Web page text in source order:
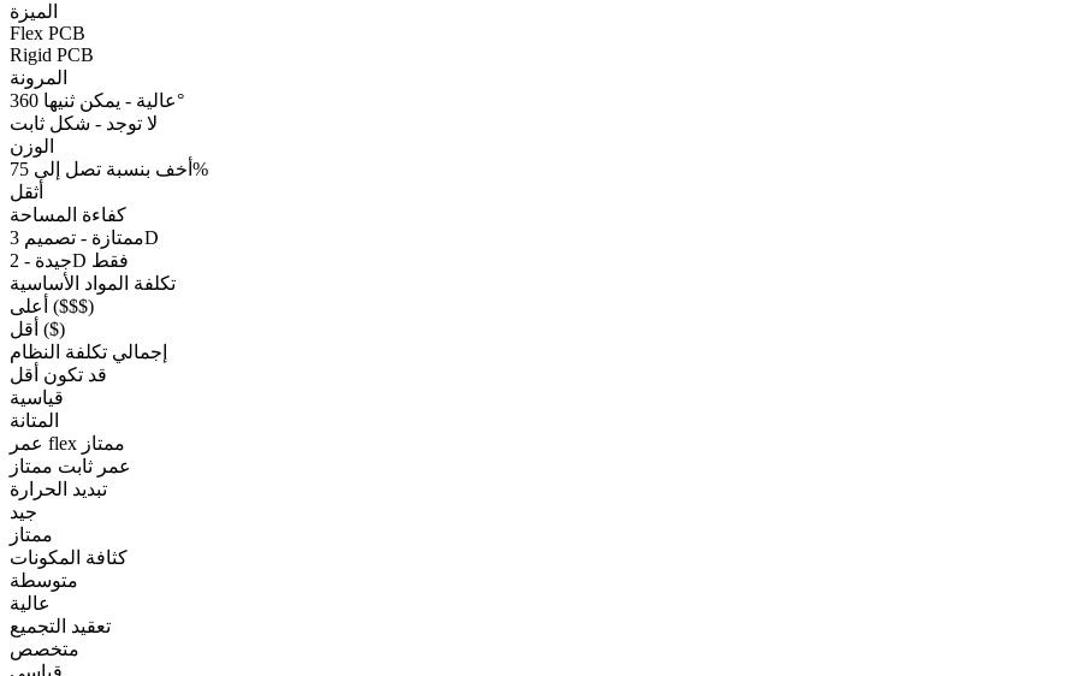
الميزة
Flex PCB
Rigid PCB
المرونة
عالية - يمكن ثنيها 360°
لا توجد - شكل ثابت
الوزن
أخف بنسبة تصل إلى 75%
أثقل
كفاءة المساحة
ممتازة - تصميم 3D
جيدة - 2D فقط
تكلفة المواد الأساسية
أعلى ($$$)
أقل ($)
إجمالي تكلفة النظام
قد تكون أقل
قياسية
المتانة
عمر flex ممتاز
عمر ثابت ممتاز
تبديد الحرارة
جيد
ممتاز
كثافة المكونات
متوسطة
عالية
تعقيد التجميع
متخصص